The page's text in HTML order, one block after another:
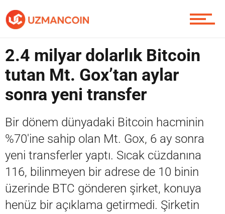
Yazarlardan
Piyasa
Contact / İletişim
2.4 milyar dolarlık Bitcoin
tutan Mt. Gox’tan aylar
sonra yeni transfer
Bir dönem dünyadaki Bitcoin hacminin
%70'ine sahip olan Mt. Gox, 6 ay sonra
yeni transferler yaptı. Sıcak cüzdanına
116, bilinmeyen bir adrese de 10 binin
üzerinde BTC gönderen şirket, konuya
henüz bir açıklama getirmedi. Şirketin